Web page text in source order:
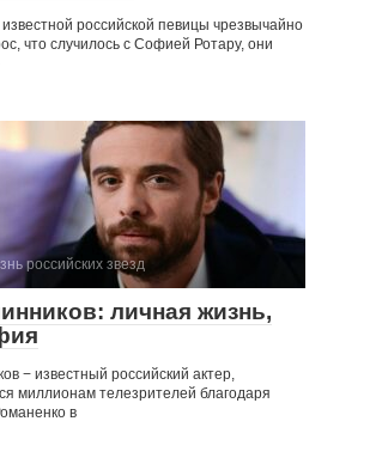
российской певицы чрезвычайно
что случилось с Софией Ротару, они
российских звезд
личная жизнь,
− известный российский актер,
миллионам телезрителей благодаря
в